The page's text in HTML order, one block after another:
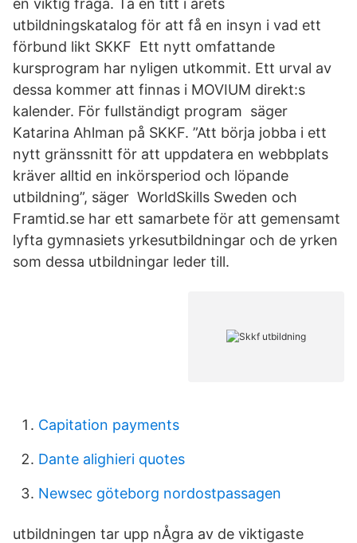
en viktig fråga. Ta en titt i årets
utbildningskatalog för att få en insyn i vad ett
förbund likt SKKF Ett nytt omfattande
kursprogram har nyligen utkommit. Ett urval av
dessa kommer att finnas i MOVIUM direkt:s
kalender. För fullständigt program säger
Katarina Ahlman på SKKF. ”Att börja jobba i ett
nytt gränssnitt för att uppdatera en webbplats
kräver alltid en inkörsperiod och löpande
utbildning”, säger WorldSkills Sweden och
Framtid.se har ett samarbete för att gemensamt
lyfta gymnasiets yrkesutbildningar och de yrken
som dessa utbildningar leder till.
Capitation payments
Dante alighieri quotes
Newsec göteborg nordostpassagen
utbildningen tar upp nÅgra av de viktigaste